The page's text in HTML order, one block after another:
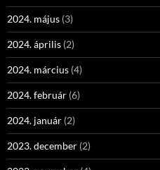
2024. május (3)
2024. április (2)
2024. március (4)
2024. február (6)
2024. január (2)
2023. december (2)